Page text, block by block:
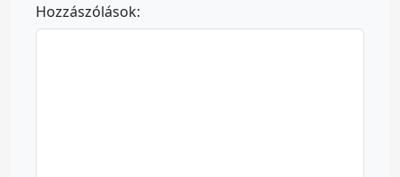
Hozzászólások: